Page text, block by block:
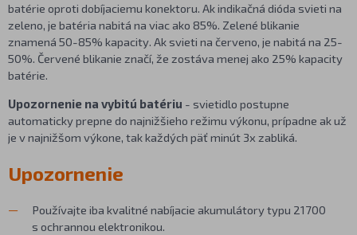
batérie oproti dobíjaciemu konektoru. Ak indikačná dióda svieti na
zeleno, je batéria nabitá na viac ako 85%. Zelené blikanie
znamená 50-85% kapacity. Ak svieti na červeno, je nabitá na 25-
50%. Červené blikanie značí, že zostáva menej ako 25% kapacity
batérie.
Upozornenie na vybitú batériu - svietidlo postupne
automaticky prepne do najnižšieho režimu výkonu, prípadne ak už
je v najnižšom výkone, tak každých päť minút 3x zabliká.
Upozornenie
Používajte iba kvalitné nabíjacie akumulátory typu 21700
s ochrannou elektronikou.